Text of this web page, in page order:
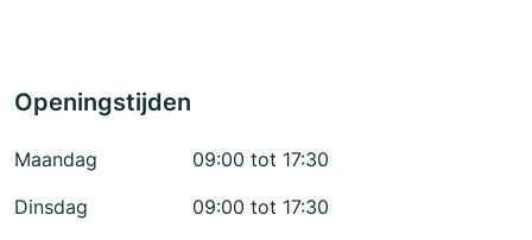
Openingstijden
Maandag
09:00 tot 17:30
Dinsdag
09:00 tot 17:30